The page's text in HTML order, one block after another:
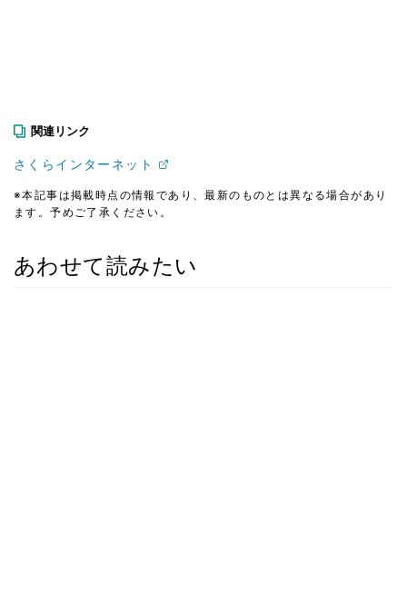
関連リンク
さくらインターネット
※本記事は掲載時点の情報であり、最新のものとは異なる場合があり
ます。予めご了承ください。
あわせて読みたい